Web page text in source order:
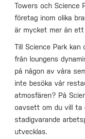
Towers och Science
företag inom olika
är mycket mer än
Till Science Park
från loungens
på någon av våra
inte besöka vår
atmosfären? På
oavsett om du vill ta
stadigvarande
utvecklas.